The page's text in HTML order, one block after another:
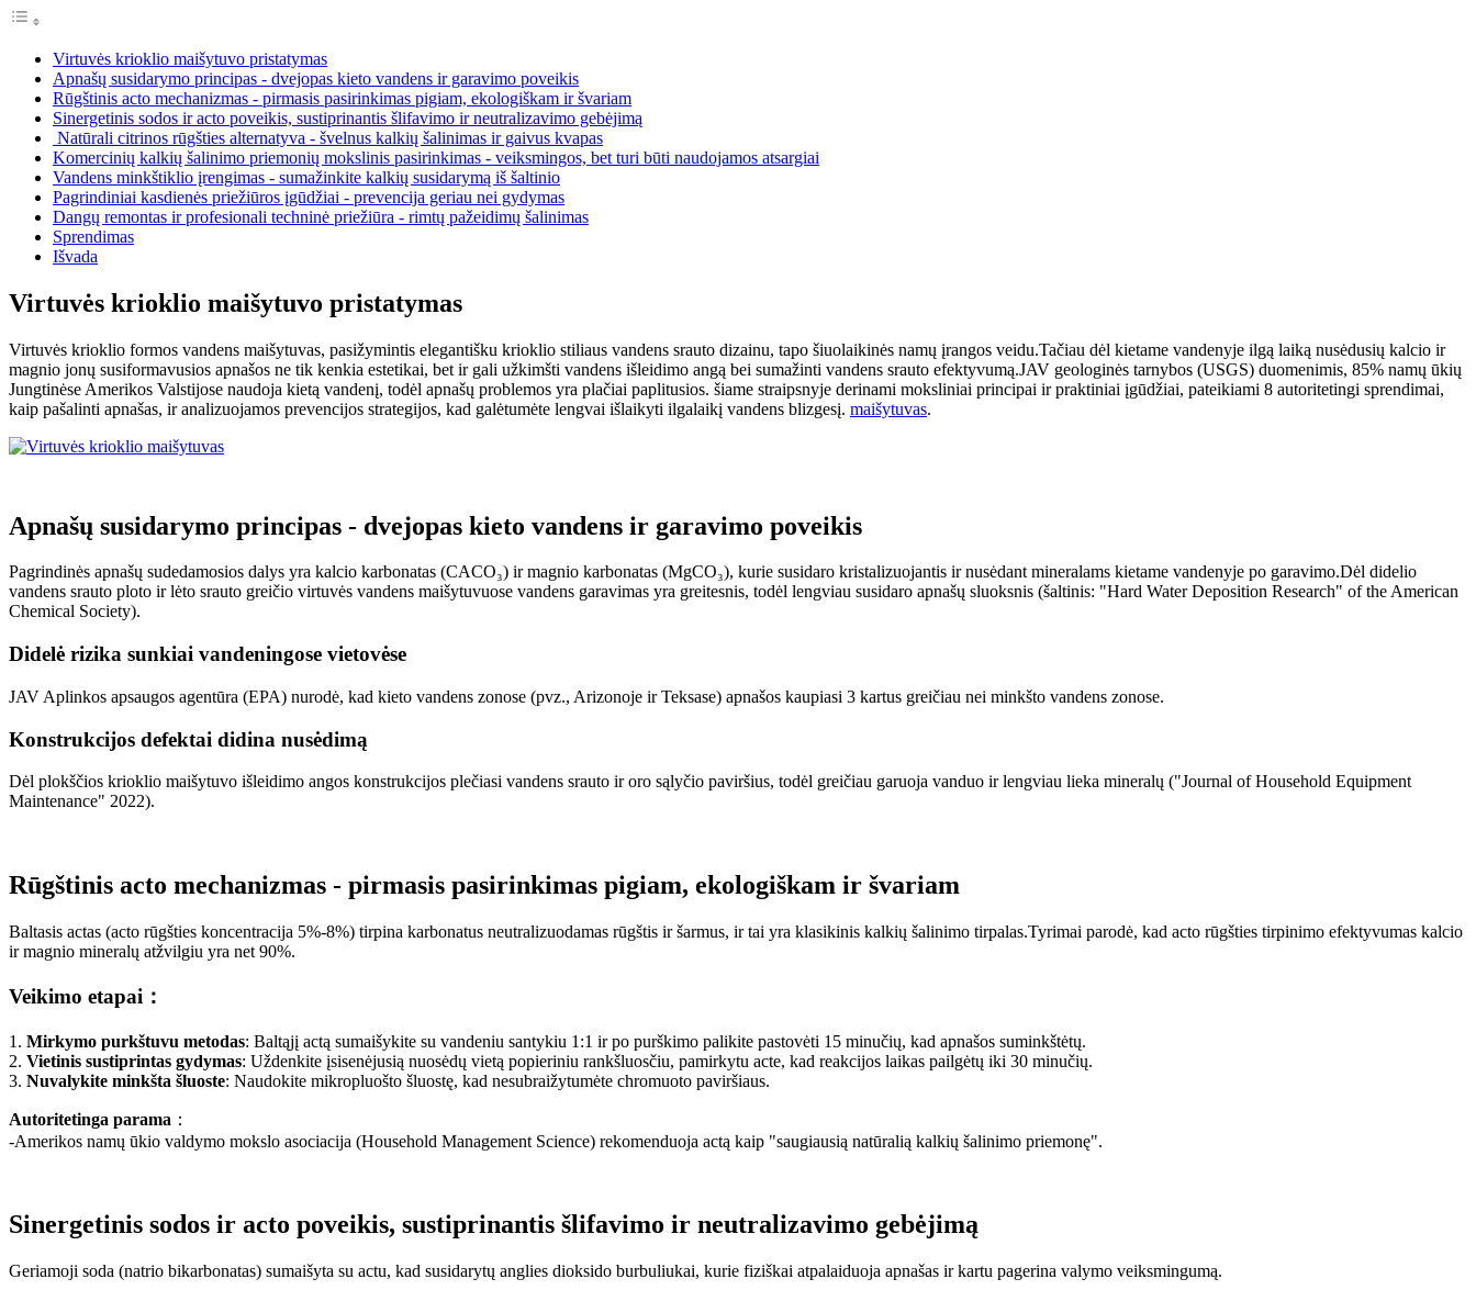
Virtuvės krioklio maišytuvo pristatymas
Apnašų susidarymo principas - dvejopas kieto vandens ir garavimo poveikis
Rūgštinis acto mechanizmas - pirmasis pasirinkimas pigiam, ekologiškam ir švariam
Sinergetinis sodos ir acto poveikis, sustiprinantis šlifavimo ir neutralizavimo gebėjimą
Natūrali citrinos rūgšties alternatyva - švelnus kalkių šalinimas ir gaivus kvapas
Komercinių kalkių šalinimo priemonių mokslinis pasirinkimas - veiksmingos, bet turi būti naudojamos atsargiai
Vandens minkštiklio įrengimas - sumažinkite kalkių susidarymą iš šaltinio
Pagrindiniai kasdienės priežiūros įgūdžiai - prevencija geriau nei gydymas
Dangų remontas ir profesionali techninė priežiūra - rimtų pažeidimų šalinimas
Sprendimas
Išvada
Virtuvės krioklio maišytuvo pristatymas
Virtuvės krioklio formos vandens maišytuvas, pasižymintis elegantišku krioklio stiliaus vandens srauto dizainu, tapo šiuolaikinės namų įrangos veidu.Tačiau dėl kietame vandenyje ilgą laiką nusėdusių kalcio ir
magnio jonų susiformavusios apnašos ne tik kenkia estetikai, bet ir gali užkimšti vandens išleidimo angą bei sumažinti vandens srauto efektyvumą.JAV geologinės tarnybos (USGS) duomenimis, 85% namų ūkių
Jungtinėse Amerikos Valstijose naudoja kietą vandenį, todėl apnašų problemos yra plačiai paplitusios. šiame straipsnyje derinami moksliniai principai ir praktiniai įgūdžiai, pateikiami 8 autoritetingi sprendimai,
kaip pašalinti apnašas, ir analizuojamos prevencijos strategijos, kad galėtumėte lengvai išlaikyti ilgalaikį vandens blizgesį. maišytuvas.
Apnašų susidarymo principas - dvejopas kieto vandens ir garavimo poveikis
Pagrindinės apnašų sudedamosios dalys yra kalcio karbonatas (CACO₃) ir magnio karbonatas (MgCO₃), kurie susidaro kristalizuojantis ir nusėdant mineralams kietame vandenyje po garavimo.Dėl didelio
vandens srauto ploto ir lėto srauto greičio virtuvės vandens maišytuvuose vandens garavimas yra greitesnis, todėl lengviau susidaro apnašų sluoksnis (šaltinis: "Hard Water Deposition Research" of the American
Chemical Society).
Didelė rizika sunkiai vandeningose vietovėse
JAV Aplinkos apsaugos agentūra (EPA) nurodė, kad kieto vandens zonose (pvz., Arizonoje ir Teksase) apnašos kaupiasi 3 kartus greičiau nei minkšto vandens zonose.
Konstrukcijos defektai didina nusėdimą
Dėl plokščios krioklio maišytuvo išleidimo angos konstrukcijos plečiasi vandens srauto ir oro sąlyčio paviršius, todėl greičiau garuoja vanduo ir lengviau lieka mineralų ("Journal of Household Equipment
Maintenance" 2022).
Rūgštinis acto mechanizmas - pirmasis pasirinkimas pigiam, ekologiškam ir švariam
Baltasis actas (acto rūgšties koncentracija 5%-8%) tirpina karbonatus neutralizuodamas rūgštis ir šarmus, ir tai yra klasikinis kalkių šalinimo tirpalas.Tyrimai parodė, kad acto rūgšties tirpinimo efektyvumas kalcio
ir magnio mineralų atžvilgiu yra net 90%.
Veikimo etapai：
1. Mirkymo purkštuvu metodas: Baltąjį actą sumaišykite su vandeniu santykiu 1:1 ir po purškimo palikite pastovėti 15 minučių, kad apnašos suminkštėtų.
2. Vietinis sustiprintas gydymas: Uždenkite įsisenėjusią nuosėdų vietą popieriniu rankšluosčiu, pamirkytu acte, kad reakcijos laikas pailgėtų iki 30 minučių.
3. Nuvalykite minkšta šluoste: Naudokite mikropluošto šluostę, kad nesubraižytumėte chromuoto paviršiaus.
Autoritetinga parama ：
-Amerikos namų ūkio valdymo mokslo asociacija (Household Management Science) rekomenduoja actą kaip "saugiausią natūralią kalkių šalinimo priemonę".
Sinergetinis sodos ir acto poveikis, sustiprinantis šlifavimo ir neutralizavimo gebėjimą
Geriamoji soda (natrio bikarbonatas) sumaišyta su actu, kad susidarytų anglies dioksido burbuliukai, kurie fiziškai atpalaiduoja apnašas ir kartu pagerina valymo veiksmingumą.